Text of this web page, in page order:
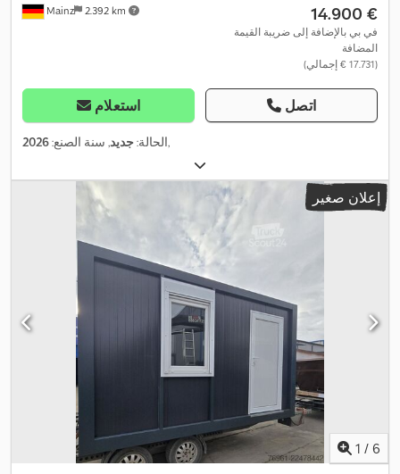
Mainz 2.392 km ‏14.900 €
في بي بالإضافة إلى ضريبة القيمة
المضافة
(‏17.731 € إجمالي)
استعلام اتصل
الحالة:جديد, سنة الصنع:2026 ,
إعلان صغير
1 / 6